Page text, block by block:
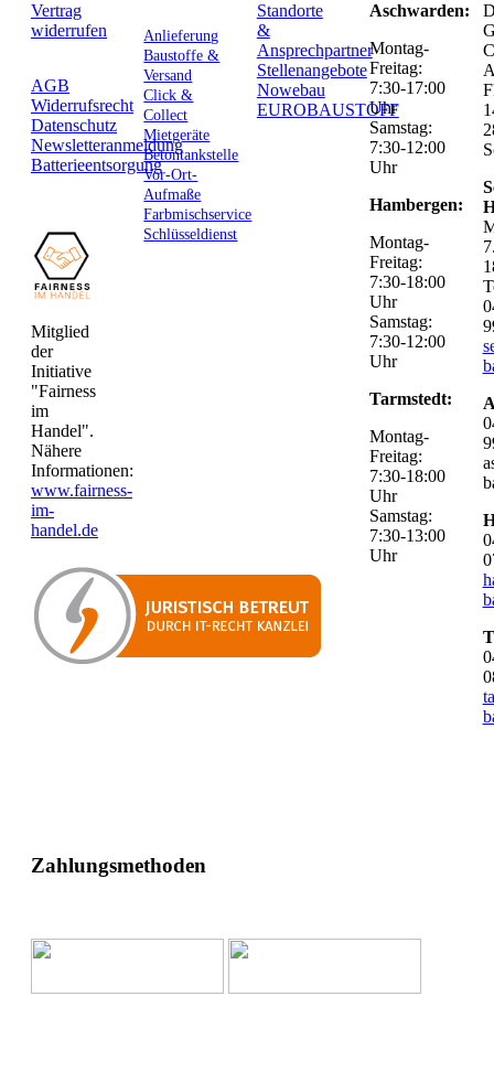
Vertrag
widerrufen
AGB
Widerrufsrecht
Datenschutz
Newsletteranmeldung
Batterieentsorgung
Mitglied
der
Initiative
"Fairness
im
Handel".
Nähere
Informationen:
www.fairness-
im-
handel.de
Anlieferung
Baustoffe &
Versand
Click &
Collect
Mietgeräte
Betontankstelle
Vor-Ort-
Aufmaße
Farbmischservice
Schlüsseldienst
Standorte
&
Ansprechpartner
Stellenangebote
Nowebau
EUROBAUSTOFF
Aschwarden:
Montag-
Freitag:
7:30-17:00
Uhr
Samstag:
7:30-12:00
Uhr
Hambergen:
Montag-
Freitag:
7:30-18:00
Uhr
Samstag:
7:30-12:00
Uhr
Tarmstedt:
Montag-
Freitag:
7:30-18:00
Uhr
Samstag:
7:30-13:00
Uhr
Zahlungsmethoden